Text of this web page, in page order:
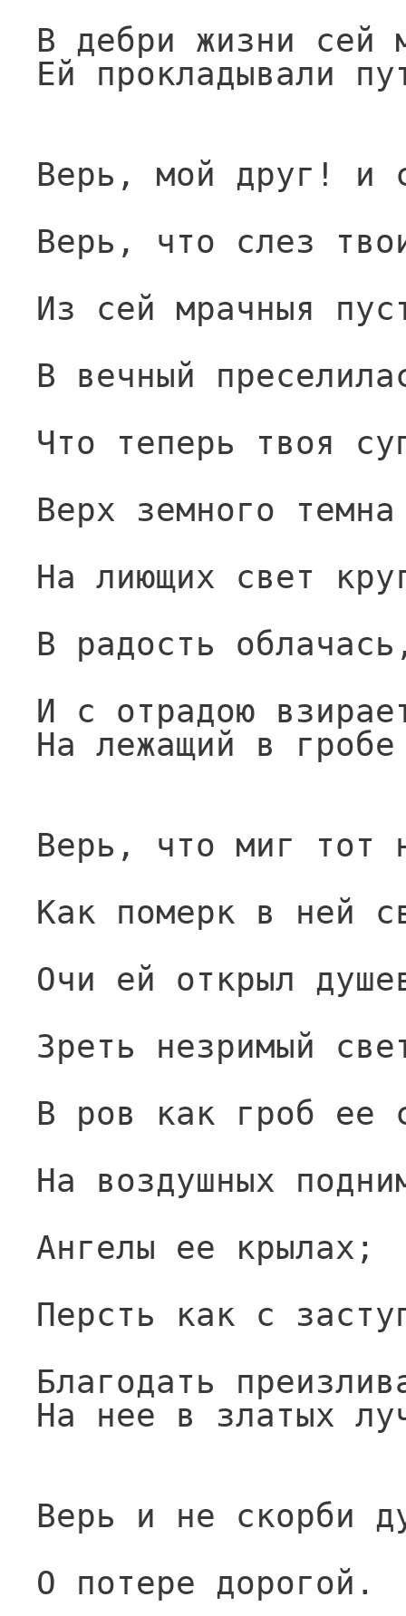
В дебри жизни сей
Ей прокладывали
Верь, мой друг! и
Верь, что слез
Из сей мрачныя
В вечный
Что теперь твоя
Верх земного
На лиющих свет
В радость
И с отрадою
На лежащий в
Верь, что миг тот
Как померк в ней
Очи ей открыл
Зреть незримый
В ров как гроб ее
На воздушных
Ангелы ее крылах;
Персть как с
Благодать
На нее в златых
Верь и не скорби
О потере дорогой.